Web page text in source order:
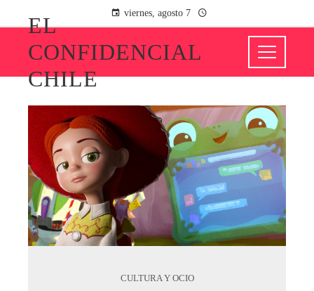
viernes, agosto 7
EL
CONFIDENCIAL
CHILE
CULTURA Y OCIO